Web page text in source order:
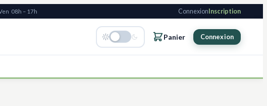
08h – 17h Connexion Inscription
Panier Connexion